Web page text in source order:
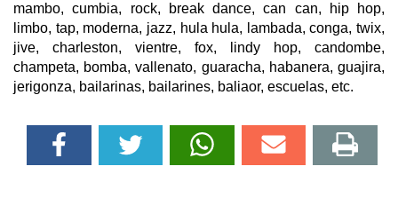
mambo, cumbia, rock, break dance, can can, hip hop,
limbo, tap, moderna, jazz, hula hula, lambada, conga, twix,
jive, charleston, vientre, fox, lindy hop, candombe,
champeta, bomba, vallenato, guaracha, habanera, guajira,
jerigonza, bailarinas, bailarines, baliaor, escuelas, etc.